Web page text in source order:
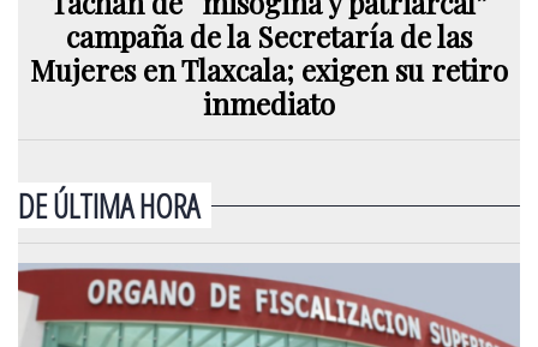
campaña de la Secretaría de las
Mujeres en Tlaxcala; exigen su retiro
inmediato
DE ÚLTIMA HORA